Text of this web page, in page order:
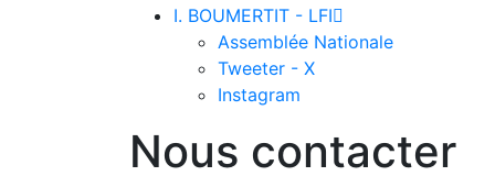
I. BOUMERTIT - LFI
Assemblée Nationale
Tweeter - X
Instagram
Nous contacter